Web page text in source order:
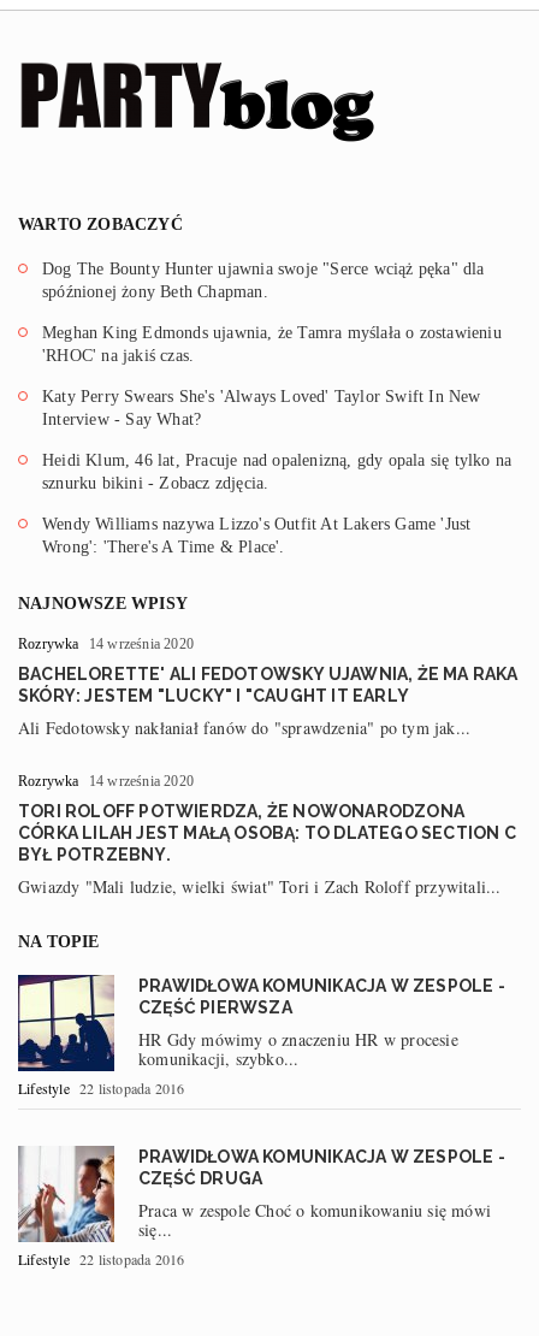
WARTO ZOBACZYĆ
Dog The Bounty Hunter ujawnia swoje "Serce wciąż pęka" dla
spóźnionej żony Beth Chapman.
Meghan King Edmonds ujawnia, że Tamra myślała o zostawieniu
'RHOC' na jakiś czas.
Katy Perry Swears She's 'Always Loved' Taylor Swift In New
Interview - Say What?
Heidi Klum, 46 lat, Pracuje nad opalenizną, gdy opala się tylko na
sznurku bikini - Zobacz zdjęcia.
Wendy Williams nazywa Lizzo's Outfit At Lakers Game 'Just
Wrong': 'There's A Time & Place'.
NAJNOWSZE WPISY
Rozrywka 14 września 2020
BACHELORETTE' ALI FEDOTOWSKY UJAWNIA, ŻE MA RAKA
SKÓRY: JESTEM "LUCKY" I "CAUGHT IT EARLY
Ali Fedotowsky nakłaniał fanów do "sprawdzenia" po tym jak...
Rozrywka 14 września 2020
TORI ROLOFF POTWIERDZA, ŻE NOWONARODZONA
CÓRKA LILAH JEST MAŁĄ OSOBĄ: TO DLATEGO SECTION C
BYŁ POTRZEBNY.
Gwiazdy "Mali ludzie, wielki świat" Tori i Zach Roloff przywitali...
NA TOPIE
PRAWIDŁOWA KOMUNIKACJA W ZESPOLE -
CZĘŚĆ PIERWSZA
HR Gdy mówimy o znaczeniu HR w procesie
komunikacji, szybko...
Lifestyle 22 listopada 2016
PRAWIDŁOWA KOMUNIKACJA W ZESPOLE -
CZĘŚĆ DRUGA
Praca w zespole Choć o komunikowaniu się mówi
się...
Lifestyle 22 listopada 2016